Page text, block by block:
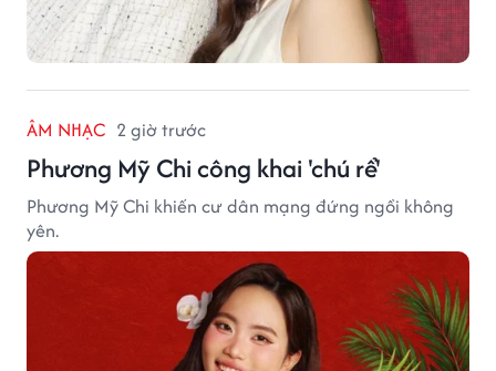
ÂM NHẠC 2 giờ trước
Phương Mỹ Chi công khai 'chú rể'
Phương Mỹ Chi khiến cư dân mạng đứng ngồi không
yên.